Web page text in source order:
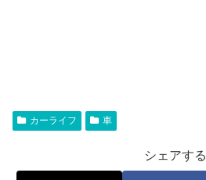
カーライフ 車
シェアする